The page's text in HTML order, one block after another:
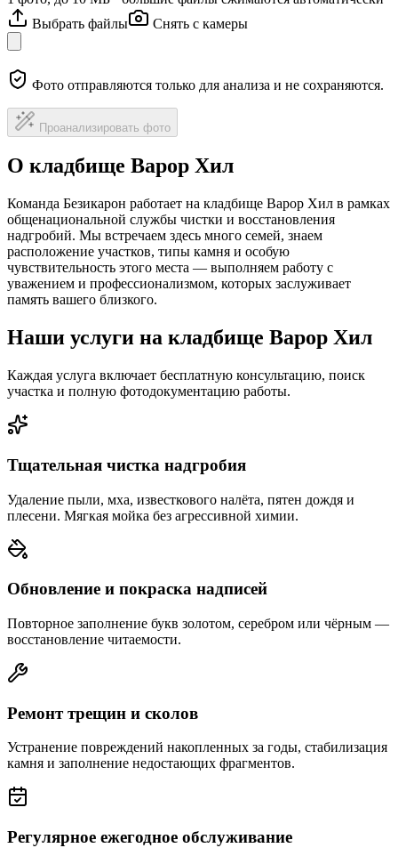
Выбрать файлы
Снять с камеры
Фото отправляются только для анализа и не сохраняются.
Проанализировать фото
О кладбище Варор Хил
Команда Безикарон работает на кладбище Варор Хил в рамках
общенациональной службы чистки и восстановления
надгробий. Мы встречаем здесь много семей, знаем
расположение участков, типы камня и особую
чувствительность этого места — выполняем работу с
уважением и профессионализмом, которых заслуживает
память вашего близкого.
Наши услуги на кладбище Варор Хил
Каждая услуга включает бесплатную консультацию, поиск
участка и полную фотодокументацию работы.
Тщательная чистка надгробия
Удаление пыли, мха, известкового налёта, пятен дождя и
плесени. Мягкая мойка без агрессивной химии.
Обновление и покраска надписей
Повторное заполнение букв золотом, серебром или чёрным —
восстановление читаемости.
Ремонт трещин и сколов
Устранение повреждений накопленных за годы, стабилизация
камня и заполнение недостающих фрагментов.
Регулярное ежегодное обслуживание